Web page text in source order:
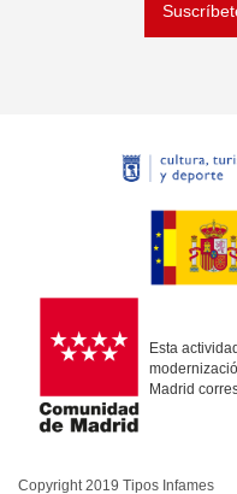
Esta
Madrid
Copyright 2019 Tipos Infames